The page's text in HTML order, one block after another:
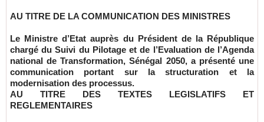
AU TITRE DE LA COMMUNICATION DES MINISTRES
Le Ministre d’Etat auprès du Président de la République
chargé du Suivi du Pilotage et de l’Evaluation de l’Agenda
national de Transformation, Sénégal 2050, a présenté une
communication portant sur la structuration et la
modernisation des processus.
AU TITRE DES TEXTES LEGISLATIFS ET
REGLEMENTAIRES